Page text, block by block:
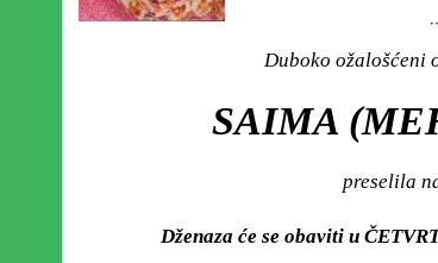
Duboko ožalošćeni
SAIMA
preselila
Dženaza će se obaviti u